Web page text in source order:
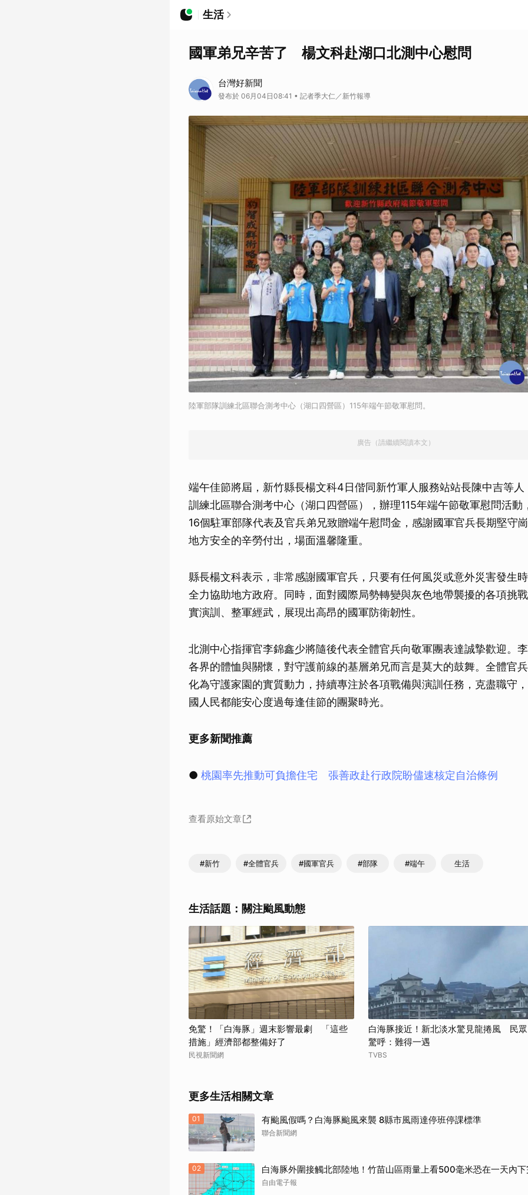
生活
國軍弟兄辛苦了 楊文科赴湖口北測中心慰問
台灣好新聞
發布於 06月04日08:41 • 記者季大仁／新竹報導
陸軍部隊訓練北區聯合測考中心（湖口四營區）115年端午節敬軍慰問。
廣告（請繼續閱讀本文）
端午佳節將屆，新竹縣長楊文科4日偕同新竹軍人服務站站長陳中吉等人
訓練北區聯合測考中心（湖口四營區），辦理115年端午節敬軍慰問活動
16個駐軍部隊代表及官兵弟兄致贈端午慰問金，感謝國軍官兵長期堅守
地方安全的辛勞付出，場面溫馨隆重。
縣長楊文科表示，非常感謝國軍官兵，只要有任何風災或意外災害發生
全力協助地方政府。同時，面對國際局勢轉變與灰色地帶襲擾的各項挑
實演訓、整軍經武，展現出高昂的國軍防衛韌性。
北測中心指揮官李錦鑫少將隨後代表全體官兵向敬軍團表達誠摯歡迎。
各界的體恤與關懷，對守護前線的基層弟兄而言是莫大的鼓舞。全體官
化為守護家園的實質動力，持續專注於各項戰備與演訓任務，克盡職守
國人民都能安心度過每逢佳節的團聚時光。
更多新聞推薦
● 桃園率先推動可負擔住宅 張善政赴行政院盼儘速核定自治條例
查看原始文章
#新竹 #全體官兵 #國軍官兵 #部隊 #端午 生活
生活話題：關注颱風動態
免驚！「白海豚」週末影響最劇 「這些
措施」經濟部都整備好了
民視新聞網
白海豚接近！新北淡水驚見龍捲風 民眾
驚呼：難得一遇
TVBS
更多生活相關文章
01 有颱風假嗎？白海豚颱風來襲 8縣市風雨達停班停課標準
聯合新聞網
02 白海豚外圍接觸北部陸地！竹苗山區雨量上看500毫米恐在一天內
自由電子報